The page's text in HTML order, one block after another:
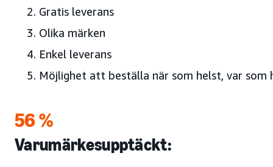
Gratis leverans
Olika märken
Enkel leverans
Möjlighet att beställa när som helst, var som
56 %
Varumärkesupptäckt: